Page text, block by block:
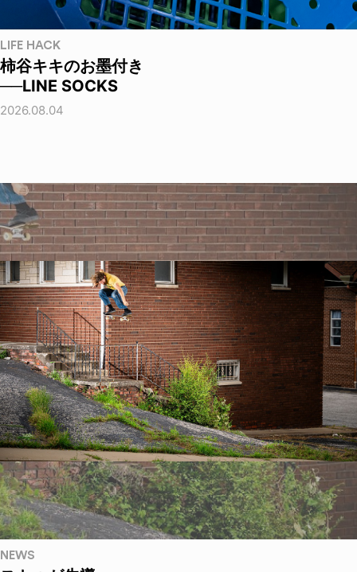
LIFE HACK
柿谷キキのお墨付き
──LINE SOCKS
2026.08.04
NEWS